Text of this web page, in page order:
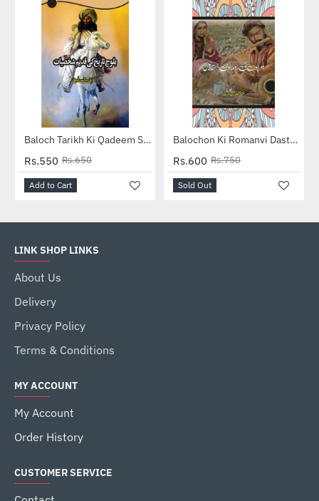
-15%Baloch Tarikh Ki Qadeem Shaksiyat - بلوچ تاریخ کی قدیم شخصیات
Rs.550 Rs.650
Add to Cart
-20%
SOLD OUT Balochon Ki Romanvi Dastanain - بلوچوں کی رومانوی داستانیں
Rs.600 Rs.750
Sold Out
LINK SHOP LINKS
About Us
Delivery
Privacy Policy
Terms & Conditions
MY ACCOUNT
My Account
Order History
CUSTOMER SERVICE